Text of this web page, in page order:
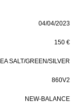
04/04/2023
150 €
SALT/GREEN/SILVER
860V2
NEW-BALANCE